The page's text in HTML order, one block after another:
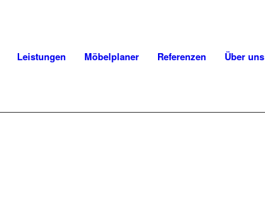
Leistungen Möbelplaner Referenzen Über uns